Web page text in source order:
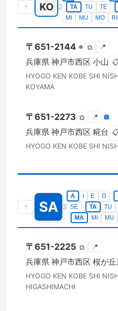
↑ KO 2
TA
TU TE
MI
MU MO RI
〒651-2144 ※ ⧉ 📍
兵庫県 神戸市西区 小山
HYOGO KEN KOBE SHI
KOYAMA
〒651-2273 ⧉ 📍 🏣
兵庫県 神戸市西区 糀台
HYOGO KEN KOBE SHI
↑ SA 3
A E O
SE
TA TU
MA
MI MU
〒651-2225 ⧉ 📍
兵庫県 神戸市西区 桜が
HYOGO KEN KOBE SHI
HIGASHIMACHI